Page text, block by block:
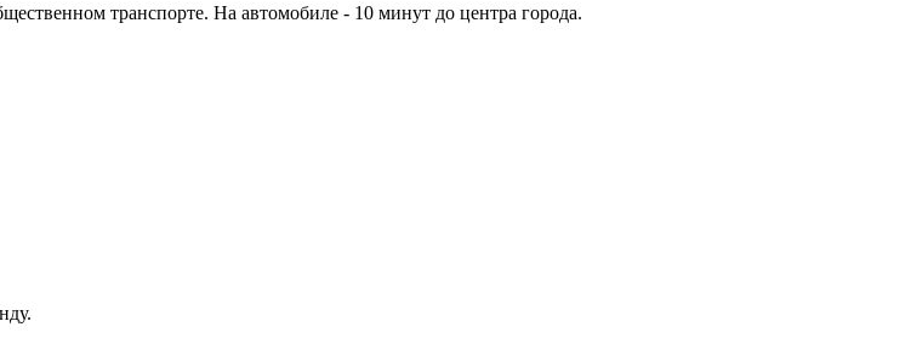
транспорте. На автомобиле - 10 минут до центра города.